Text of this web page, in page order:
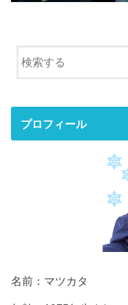
プロフィール
名前：マツカタ